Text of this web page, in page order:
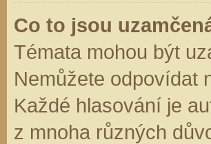
Co to jsou
Témata mohou být
Nemůžete odpovídat
Každé hlasování je
z mnoha různých